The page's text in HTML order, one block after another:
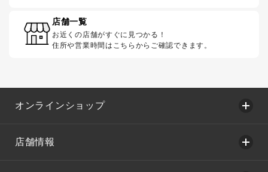
店舗一覧
お近くの店舗がすぐに見つかる！
住所や営業時間はこちらからご確認できます。
オンラインショップ
店舗情報